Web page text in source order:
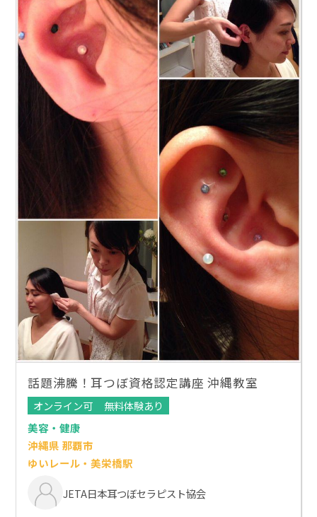
話題沸騰！耳つぼ資格認定講座 沖縄教室
オンライン可
無料体験あり
美容・健康
沖縄県 那覇市
ゆいレール・美栄橋駅
JETA日本耳つぼセラピスト協会